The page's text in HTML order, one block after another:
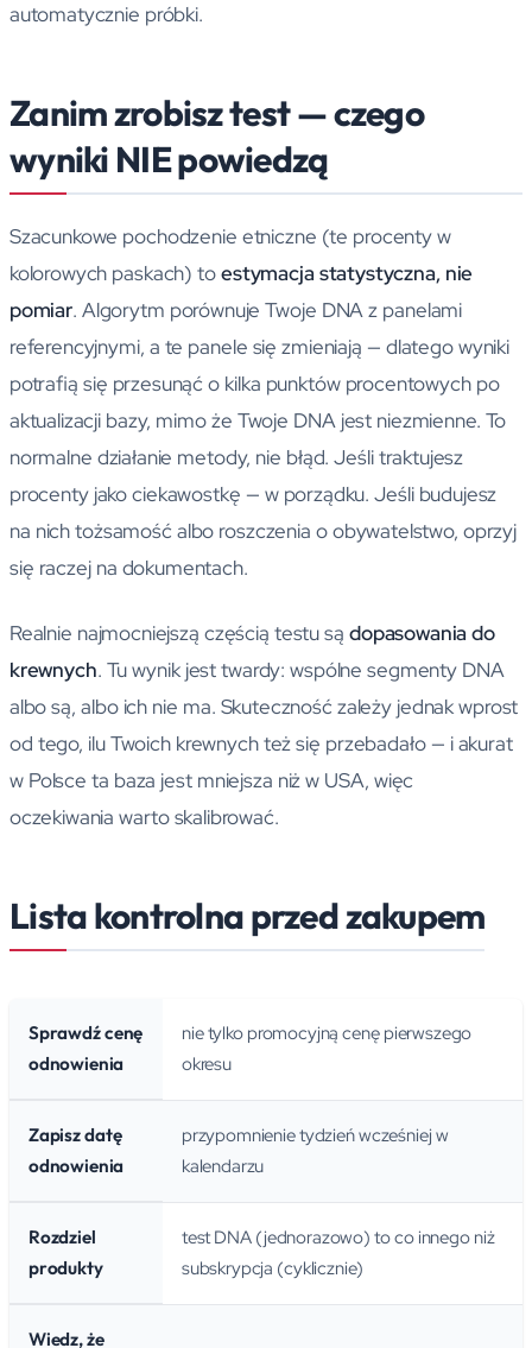
automatycznie próbki.
Zanim zrobisz test — czego
wyniki NIE powiedzą
Szacunkowe pochodzenie etniczne (te procenty w
kolorowych paskach) toestymacja statystyczna, nie
pomiar. Algorytm porównuje Twoje DNA z panelami
referencyjnymi, a te panele się zmieniają — dlatego wyniki
potrafią się przesunąć o kilka punktów procentowych po
aktualizacji bazy, mimo że Twoje DNA jest niezmienne. To
normalne działanie metody, nie błąd. Jeśli traktujesz
procenty jako ciekawostkę — w porządku. Jeśli budujesz
na nich tożsamość albo roszczenia o obywatelstwo, oprzyj
się raczej na dokumentach.
Realnie najmocniejszą częścią testu sądopasowania do
krewnych. Tu wynik jest twardy: wspólne segmenty DNA
albo są, albo ich nie ma. Skuteczność zależy jednak wprost
od tego, ilu Twoich krewnych też się przebadało — i akurat
w Polsce ta baza jest mniejsza niż w USA, więc
oczekiwania warto skalibrować.
Lista kontrolna przed zakupem
Sprawdź cenę
odnowienia
nie tylko promocyjną cenę pierwszego
okresu
Zapisz datę
odnowienia
przypomnienie tydzień wcześniej w
kalendarzu
Rozdziel
produkty
test DNA (jednorazowo) to co innego niż
subskrypcja (cyklicznie)
Wiedz, że